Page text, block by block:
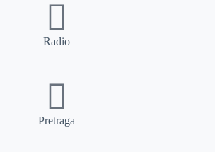
Radio
Pretraga